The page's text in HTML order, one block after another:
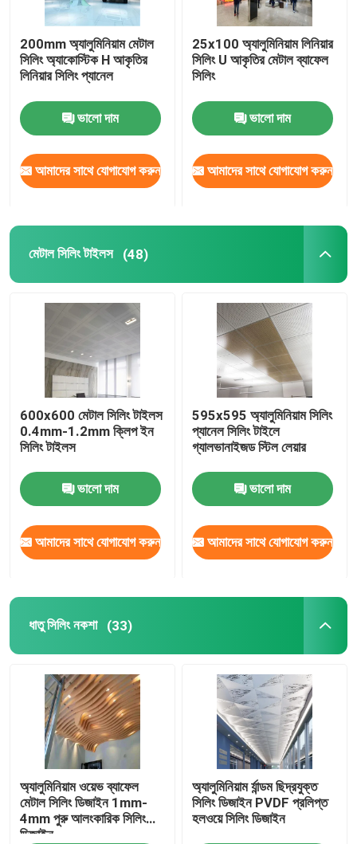
স্টেইনলেস স্টীল সিলিং প্যানেল
ছিদ্রযুক্ত ধাতু প্যানেল
ধাতু বিল্ডিং সম্মুখভাগ
লেজার কাট প্যানেল
সিলিং এয়ার ডিফিউজার
সিলিং অ্যাক্সেস প্যানেল
LED সিলিং লাইট
প্লাস্টারবোর্ড জিপসাম বোর্ড
200mm অ্যালুমিনিয়াম মেটাল
সিলিং অ্যাকোস্টিক H আকৃতির
লিনিয়ার সিলিং প্যানেল
ভালো দাম
আমাদের সাথে যোগাযোগ করুন
25x100 অ্যালুমিনিয়াম লিনিয়ার
সিলিং U আকৃতির মেটাল ব্যাফেল
সিলিং
ভালো দাম
আমাদের সাথে যোগাযোগ করুন
মেটাল সিলিং টাইলস (48)
600x600 মেটাল সিলিং টাইলস
0.4mm-1.2mm ক্লিপ ইন
সিলিং টাইলস
ভালো দাম
আমাদের সাথে যোগাযোগ করুন
595x595 অ্যালুমিনিয়াম সিলিং
প্যানেল সিলিং টাইলে
গ্যালভানাইজড স্টিল লেয়ার
ভালো দাম
আমাদের সাথে যোগাযোগ করুন
ধাতু সিলিং নকশা (33)
অ্যালুমিনিয়াম ওয়েভ ব্যাফেল
মেটাল সিলিং ডিজাইন 1mm-
4mm পুরু আলংকারিক সিলিং
ডিজাইন
অ্যালুমিনিয়াম র্যান্ডম ছিদ্রযুক্ত
সিলিং ডিজাইন PVDF প্রলিপ্ত
হলওয়ে সিলিং ডিজাইন